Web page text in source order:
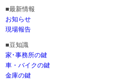
■最新情報
お知らせ
現場報告
■豆知識
家･事務所の鍵
車・バイクの鍵
金庫の鍵